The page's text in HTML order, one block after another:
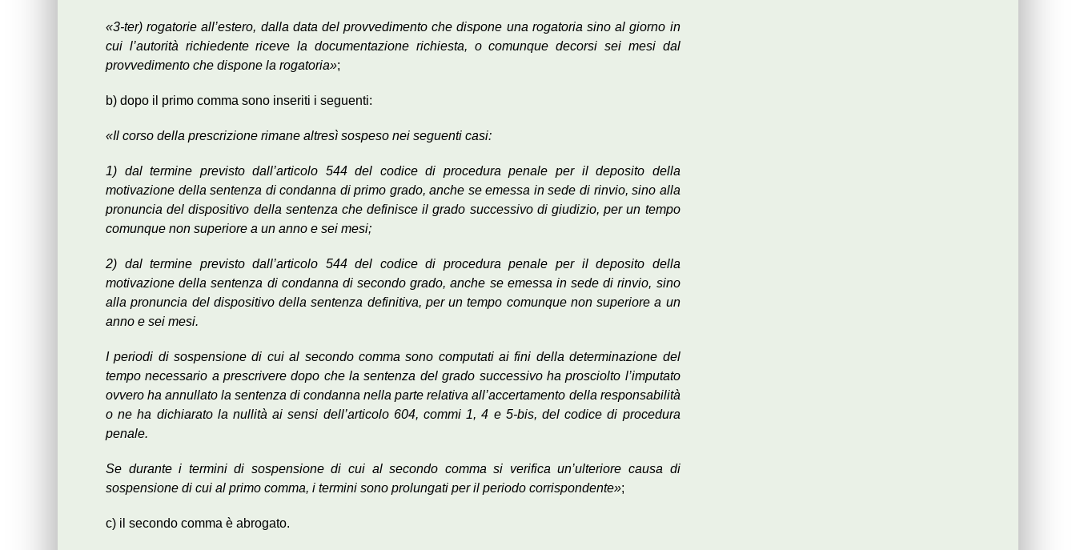
«3-ter) rogatorie all’estero, dalla data del provvedimento che dispone una rogatoria sino al giorno in
cui l’autorità richiedente riceve la documentazione richiesta, o comunque decorsi sei mesi dal
provvedimento che dispone la rogatoria»;
b) dopo il primo comma sono inseriti i seguenti:
«Il corso della prescrizione rimane altresì sospeso nei seguenti casi:
1) dal termine previsto dall’articolo 544 del codice di procedura penale per il deposito della
motivazione della sentenza di condanna di primo grado, anche se emessa in sede di rinvio, sino alla
pronuncia del dispositivo della sentenza che definisce il grado successivo di giudizio, per un tempo
comunque non superiore a un anno e sei mesi;
2) dal termine previsto dall’articolo 544 del codice di procedura penale per il deposito della
motivazione della sentenza di condanna di secondo grado, anche se emessa in sede di rinvio, sino
alla pronuncia del dispositivo della sentenza definitiva, per un tempo comunque non superiore a un
anno e sei mesi.
I periodi di sospensione di cui al secondo comma sono computati ai fini della determinazione del
tempo necessario a prescrivere dopo che la sentenza del grado successivo ha prosciolto l’imputato
ovvero ha annullato la sentenza di condanna nella parte relativa all’accertamento della responsabilità
o ne ha dichiarato la nullità ai sensi dell’articolo 604, commi 1, 4 e 5-bis, del codice di procedura
penale.
Se durante i termini di sospensione di cui al secondo comma si verifica un’ulteriore causa di
sospensione di cui al primo comma, i termini sono prolungati per il periodo corrispondente»;
c) il secondo comma è abrogato.